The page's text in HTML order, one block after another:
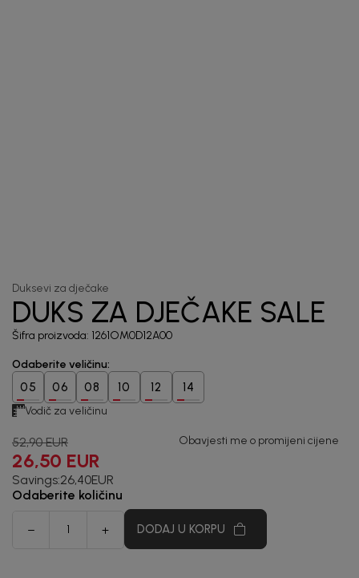
Duksevi za dječake
DUKS ZA DJEČAKE SALE
Šifra proizvoda: 1261OM0D12A00
Odaberite veličinu:
05 06 08 10 12 14
Vodič za veličinu
52,90 EUR
26,50 EUR
Savings:26,40EUR
Obavjesti me o promijeni cijene
Odaberite količinu
DODAJ U KORPU